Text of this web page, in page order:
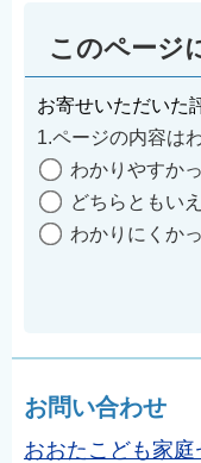
このページ
お寄せいただいた
1.ページの内容は
わかりやすか
どちらともい
わかりにくか
お問い合わせ
おおたこども家庭